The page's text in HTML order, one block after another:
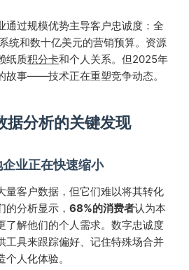
通过规模优势主导客户忠诚度：全
统和数十亿美元的营销预算。资源
纸质积分卡和个人关系。但2025年
故事——技术正在重塑竞争动态。
分析的关键发现
业正在快速缩小
量客户数据，但它们难以将其转化
的分析显示，68%的消费者认为本
了解他们的个人需求。数字忠诚度
工具来跟踪偏好、记住特殊场合并
人化体验。